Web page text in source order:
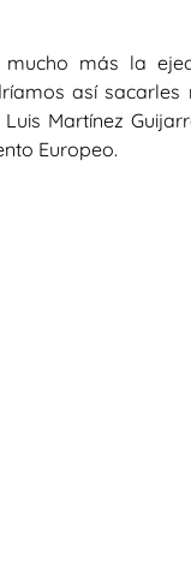
más la
así sacarles
Martínez
Europeo.